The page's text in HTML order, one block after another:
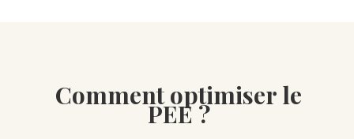
Comment optimiser le
PEE ?